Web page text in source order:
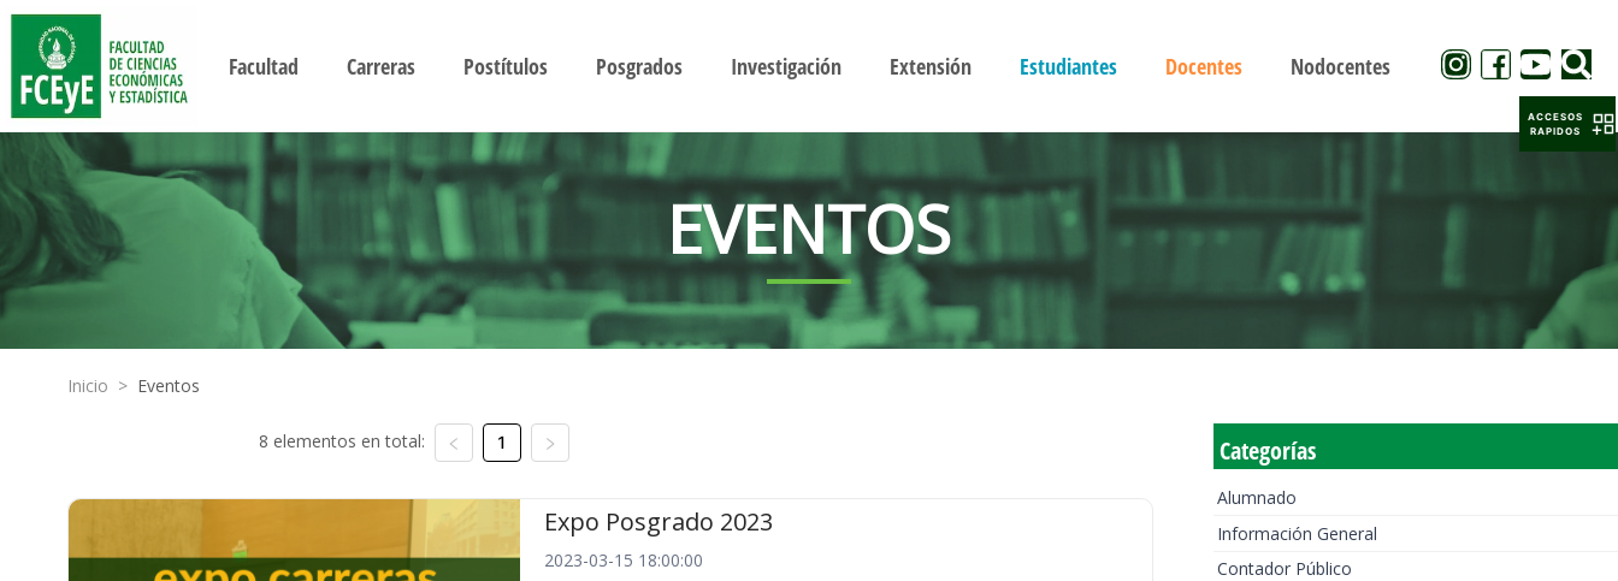
Facultad Carreras Postítulos Posgrados Investigación Extensión Estudiantes Docentes Nodocentes
EVENTOS
Inicio > Eventos
8 elementos en total: 1
Expo Posgrado 2023
2023-03-15 18:00:00
Categorías
Alumnado
Información General
Contador Público
ACCESOS
RAPIDOS